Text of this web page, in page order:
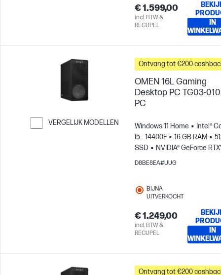
€ 1.599,00
incl. BTW &
RECUPEL
IN
VERGELIJK MODELLEN
Ga verder naar vergelijken
Ontvang tot €200
OMEN 16L Gaming
Desktop PC TG03-
PC
Windows 11 Home
Intel®
i5 - 14400F
16 GB RAM
SSD
NVIDIA® GeForce
5060 (8 GB)
D8BE8EA#UUG
BIJNA
UITVERKOCHT
€ 1.249,00
incl. BTW &
RECUPEL
IN
Ontvang tot €200